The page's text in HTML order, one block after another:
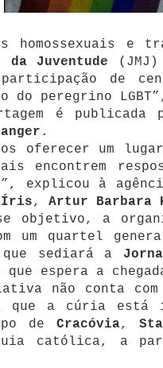
homossexuais e
da Juventude (JMJ)
de
do peregrino
é publicada
.
oferecer um
encontrem
explicou à
Íris, Artur Barbara
objetivo, a
um quartel
que sediará a
espera a
não conta
que a cúria está
de Cracóvia,
católica, a